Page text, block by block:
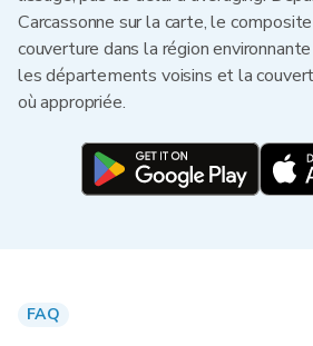
Carcassonne sur la carte, le
couverture dans la région
les départements voisins et la
où appropriée.
FAQ